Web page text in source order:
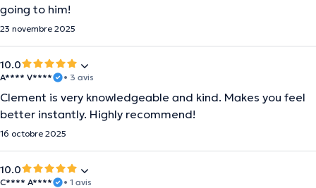
going to him!
23 novembre 2025
10.0
A**** V**** • 3 avis
Clement is very knowledgeable and kind. Makes you feel
better instantly. Highly recommend!
16 octobre 2025
10.0
C**** A**** • 1 avis